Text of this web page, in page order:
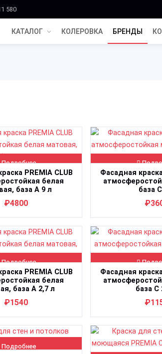
580
КАТАЛОГ КОЛЕРОВКА БРЕНДЫ
Подробнее
PREMIA CLUB
белая
база A 9 л
₽4800
Фасадная
база
Подробнее
PREMIA CLUB
белая
база A 2,7 л
₽1540
Фасадная
база C
Подробнее